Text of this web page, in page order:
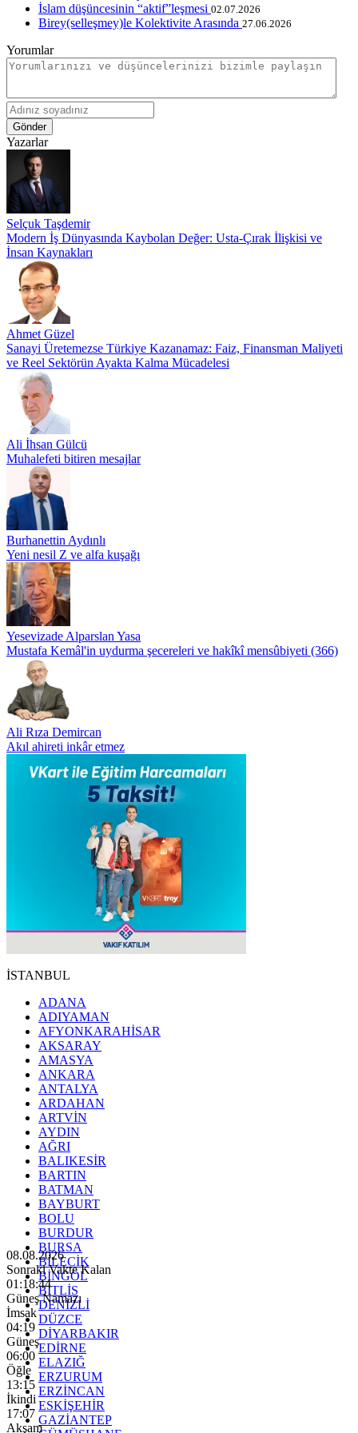
İslam düşüncesinin “aktif”leşmesi 02.07.2026
Birey(selleşmey)le Kolektivite Arasında 27.06.2026
Yorumlar
Gönder
Yazarlar
Selçuk Taşdemir
Modern İş Dünyasında Kaybolan Değer: Usta-Çırak İlişkisi ve
İnsan Kaynakları
Ahmet Güzel
Sanayi Üretemezse Türkiye Kazanamaz: Faiz, Finansman Maliyeti
ve Reel Sektörün Ayakta Kalma Mücadelesi
Ali İhsan Gülcü
Muhalefeti bitiren mesajlar
Burhanettin Aydınlı
Yeni nesil Z ve alfa kuşağı
Yesevizade Alparslan Yasa
Mustafa Kemâl'in uydurma şecereleri ve hakîkî mensûbiyeti (366)
Ali Rıza Demircan
Akıl ahireti inkâr etmez
İSTANBUL
ADANA
ADIYAMAN
AFYONKARAHİSAR
AKSARAY
AMASYA
ANKARA
ANTALYA
ARDAHAN
ARTVİN
AYDIN
AĞRI
BALIKESİR
BARTIN
BATMAN
BAYBURT
BOLU
BURDUR
BURSA
BİLECİK
BİNGÖL
BİTLİS
DENİZLİ
DÜZCE
DİYARBAKIR
EDİRNE
ELAZIĞ
ERZURUM
ERZİNCAN
ESKİŞEHİR
GAZİANTEP
08.08.2026
Sonraki Vakte Kalan
01:18:43
Güneş Namazı
İmsak
04:19
Güneş
06:00
Öğle
13:15
İkindi
17:07
Akşam